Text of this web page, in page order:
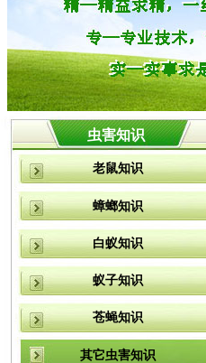
虫害知识
老鼠知识
蟑螂知识
白蚁知识
蚁子知识
苍蝇知识
其它虫害知识